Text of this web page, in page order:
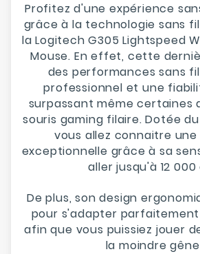
Profitez d'une expérience
grâce à la technologie sans
la Logitech G305 Lightspeed
Mouse. En effet, cette
des performances sans
professionnel et une
surpassant même certaines
souris gaming filaire. Dotée du
vous allez connaitre
exceptionnelle grâce à sa
aller jusqu'à 12 000
De plus, son design
pour s'adapter
afin que vous puissiez jouer
la moindre